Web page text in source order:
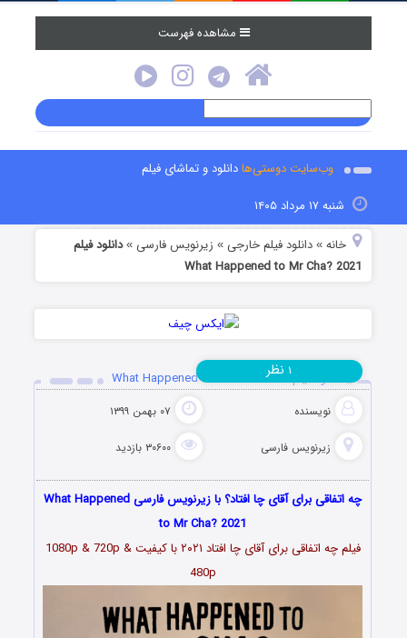
مشاهده فهرست
وب‌سایت دوستی‌هادانلود و تماشای فیلم
شنبه ۱۷ مرداد ۱۴۰۵
خانه »دانلود فیلم خارجی » زیرنویس فارسی »دانلود فیلم
What Happened to Mr Cha? 2021
دانلود فیلم What Happened to Mr Cha? 2021
نویسنده ۰۷ بهمن ۱۳۹۹
زیرنویس فارسی ۳۰۶۰۰ بازدید
۱ نظر
چه اتفاقی برای آقای چا افتاد؟ با زیرنویس فارسی What Happened
to Mr Cha? 2021
فیلم چه اتفاقی برای آقای چا افتاد ۲۰۲۱ با کیفیت 1080p & 720p &
480p